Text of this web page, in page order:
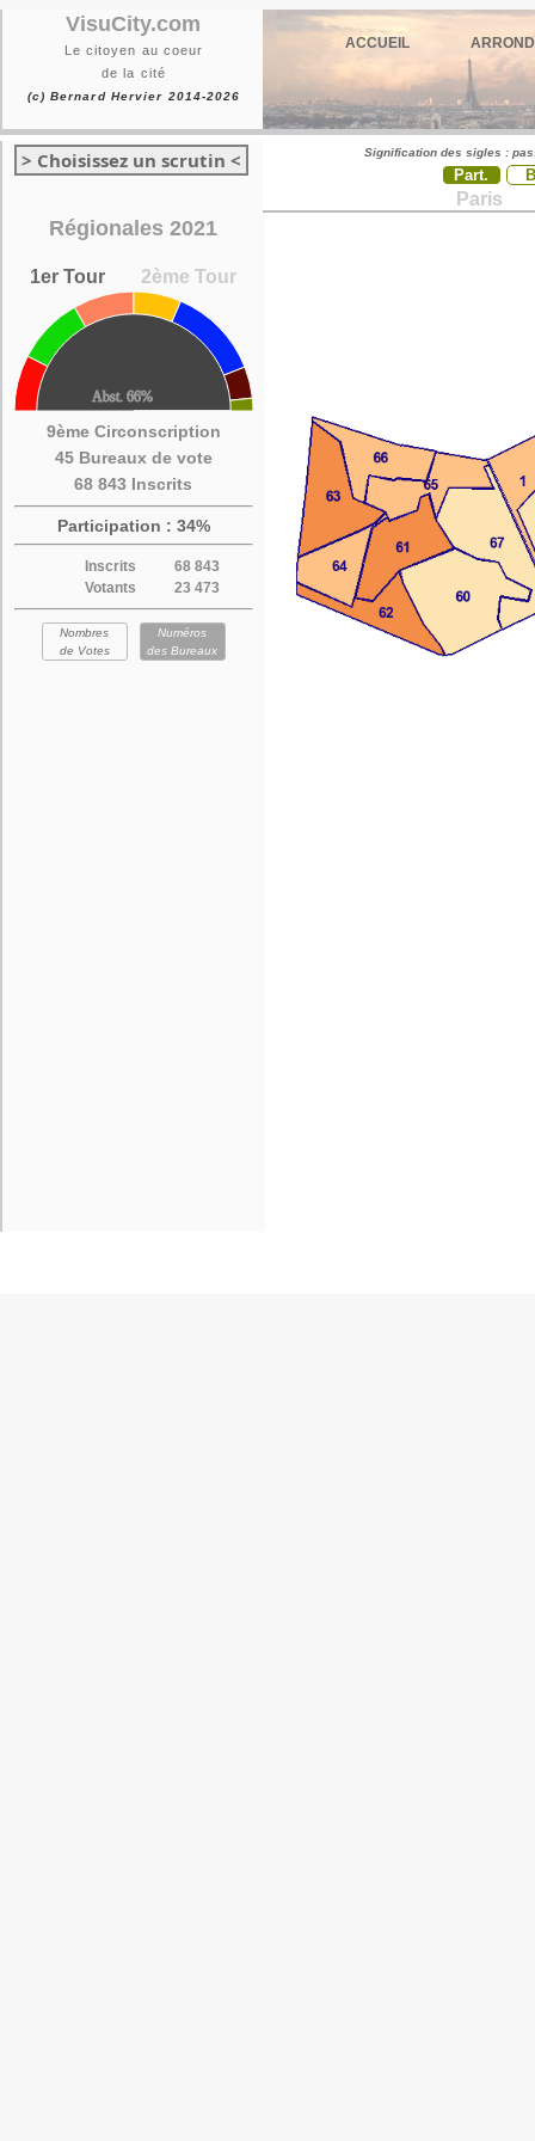
VisuCity.com
Le citoyen au coeur
de la cité
(c) Bernard Hervier 2014-2026
ACCUEIL
> Choisissez un scrutin <
Régionales 2021
1er Tour 2ème Tour
9ème Circonscription
45 Bureaux de vote
68 843 Inscrits
Participation : 34%
Inscrits
68 843
Votants
23 473
Nombres
de Votes
Numéros
des Bureaux
Signification des sigles :
Part.
Paris